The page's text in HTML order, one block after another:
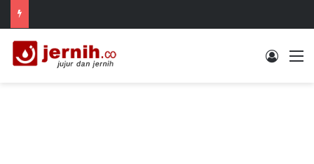
Log In